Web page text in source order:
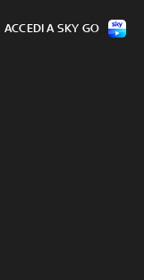
ACCEDI A SKY GO